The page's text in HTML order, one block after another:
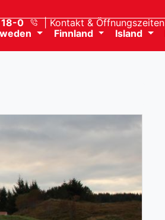
0
Kontakt & Öffnungszeiten
Finnland Island